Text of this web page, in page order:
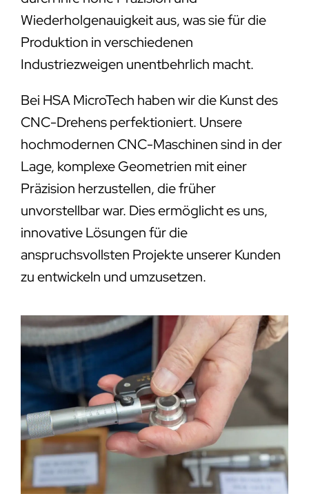
Wiederholgenauigkeit aus, was sie für die
Produktion in verschiedenen
Industriezweigen unentbehrlich macht.
Bei HSA MicroTech haben wir die Kunst des
CNC-Drehens perfektioniert. Unsere
hochmodernen CNC-Maschinen sind in der
Lage, komplexe Geometrien mit einer
Präzision herzustellen, die früher
unvorstellbar war. Dies ermöglicht es uns,
innovative Lösungen für die
anspruchsvollsten Projekte unserer Kunden
zu entwickeln und umzusetzen.